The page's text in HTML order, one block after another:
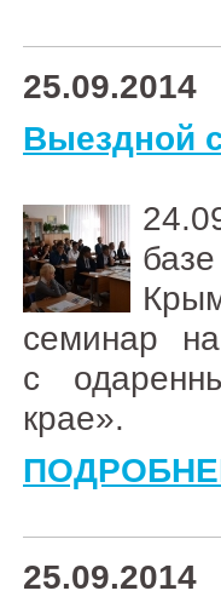
25.09.2014
Выездной
семинар
с
крае».
25.09.2014